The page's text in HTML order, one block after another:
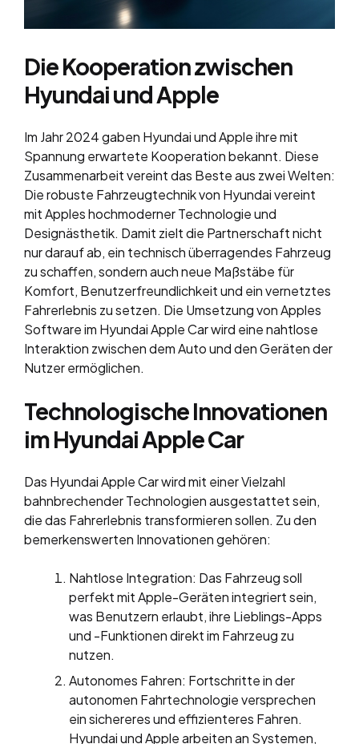
Die Kooperation zwischen
Hyundai und Apple
Im Jahr 2024 gaben Hyundai und Apple ihre mit
Spannung erwartete Kooperation bekannt. Diese
Zusammenarbeit vereint das Beste aus zwei Welten:
Die robuste Fahrzeugtechnik von Hyundai vereint
mit Apples hochmoderner Technologie und
Designästhetik. Damit zielt die Partnerschaft nicht
nur darauf ab, ein technisch überragendes Fahrzeug
zu schaffen, sondern auch neue Maßstäbe für
Komfort, Benutzerfreundlichkeit und ein vernetztes
Fahrerlebnis zu setzen. Die Umsetzung von Apples
Software im Hyundai Apple Car wird eine nahtlose
Interaktion zwischen dem Auto und den Geräten der
Nutzer ermöglichen.
Technologische Innovationen
im Hyundai Apple Car
Das Hyundai Apple Car wird mit einer Vielzahl
bahnbrechender Technologien ausgestattet sein,
die das Fahrerlebnis transformieren sollen. Zu den
bemerkenswerten Innovationen gehören:
Nahtlose Integration: Das Fahrzeug soll
perfekt mit Apple-Geräten integriert sein,
was Benutzern erlaubt, ihre Lieblings-Apps
und -Funktionen direkt im Fahrzeug zu
nutzen.
Autonomes Fahren: Fortschritte in der
autonomen Fahrtechnologie versprechen
ein sichereres und effizienteres Fahren.
Hyundai und Apple arbeiten an Systemen,